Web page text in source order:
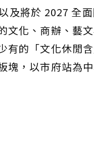
及將於 2027 全
化、商辦、藝
的「文化休閒
塊，以市府站為